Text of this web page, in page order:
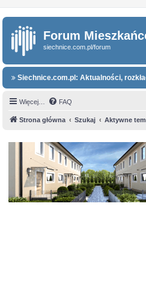
Forum
siechnice.com.pl/forum
Siechnice.com.pl: Aktualności,
Więcej… FAQ
Strona główna Szukaj Aktywne